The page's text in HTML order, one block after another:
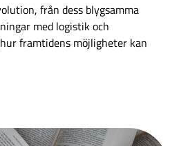
från dess blygsamma
med logistik och
framtidens möjligheter kan